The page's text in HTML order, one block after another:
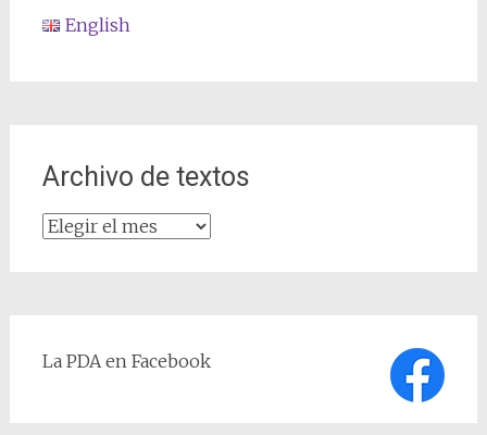
English
Archivo de textos
Archivo
La PDA en Facebook